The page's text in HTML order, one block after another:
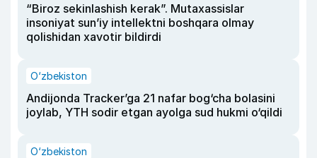
“Biroz sekinlashish kerak”. Mutaxassislar
insoniyat sun’iy intellektni boshqara olmay
qolishidan xavotir bildirdi
O‘zbekiston
Andijonda Tracker’ga 21 nafar bog‘cha bolasini
joylab, YTH sodir etgan ayolga sud hukmi o‘qildi
O‘zbekiston